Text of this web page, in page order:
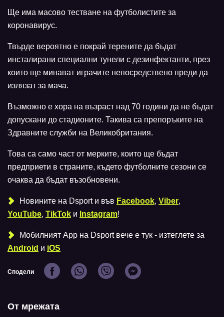
Ще има масово тестване на футболистите за
коронавирус.
Твърде вероятно е покрай терените да бъдат
инсталирани специални тунели с дезинфектанти, през
които ще минават играчите непосредствено преди да
излязат за мача.
Възможно е хора на възраст над 70 години да не бъдат
допускани до стадионите. Такива са препоръките на
Здравните служби на Великобритания.
Това са само част от мерките, които ще бъдат
предприети в страните, където футболните сезони се
очаква да бъдат възобновени.
Новините на Dsport и във Facebook, Viber,
YouTube, TikTok и Instagram!
Мобилният Аpp на Dsport вече е тук - изтеглете за
Android и iOS
Сподели
От мрежата